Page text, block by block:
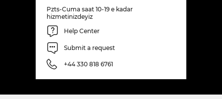
Pzts-Cuma saat 10-19 e kadar
hizmetinizdeyiz
Help Center
Submit a request
+44 330 818 6761